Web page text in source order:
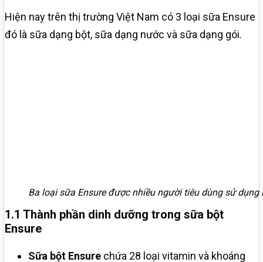
Hiện nay trên thị trường Việt Nam có 3 loại sữa Ensure
đó là sữa dạng bột, sữa dạng nước và sữa dạng gói.
Ba loại sữa Ensure được nhiều người tiêu dùng sử dụng
1.1 Thành phần dinh dưỡng trong sữa bột
Ensure
Sữa bột Ensure chứa 28 loại vitamin và khoáng